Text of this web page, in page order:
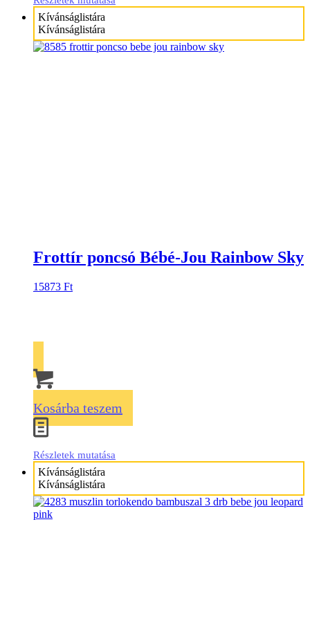
Kívánságlistára
Kívánságlistára
Frottír poncsó Bébé-Jou Rainbow Sky
15873 Ft
Kosárba teszem
Részletek mutatása
Kívánságlistára
Kívánságlistára